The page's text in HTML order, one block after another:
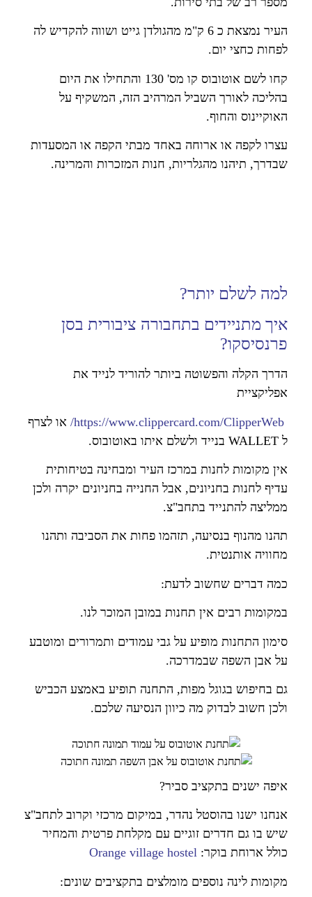
העיר נמצאת כ 6 ק"מ מהגולדן גייט ושווה להקדיש לה
לפחות כחצי יום.
קחו לשם אוטובוס קו מס' 130 והתחילו את היום
בהליכה לאורך השביל המרהיב הזה, המשקיף על
האוקיינוס והחוף.
עצרו לקפה או ארוחה באחד מבתי הקפה או המסעדות
שבדרך, תיהנו מהגלריות, חנות המזכרות והמרינה.
למה לשלם יותר?
איך מתניידים בתחבורה ציבורית בסן
פרנסיסקו?
הדרך הקלה והפשוטה ביותר להוריד לנייד את
אפליקציית
https://www.clippercard.com/ClipperWeb/ או לצרף
ל WALLET בנייד ולשלם איתו באוטובוס.
אין מקומות לחנות במרכז העיר ומבחינה בטיחותית
עדיף לחנות בחניונים, אבל החנייה בחניונים יקרה ולכן
ממליצה להתנייד בתחב"צ.
תהנו מהנוף בנסיעה, תזהמו פחות את הסביבה ותהנו
מחוויה אותנטית.
כמה דברים שחשוב לדעת:
במקומות רבים אין תחנות במובן המוכר לנו.
סימון התחנות מופיע על גבי עמודים ותמרורים ומוטבע
על אבן השפה שבמדרכה.
גם בחיפוש בגוגל מפות, התחנה תופיע באמצע הכביש
ולכן חשוב לבדוק מה כיוון הנסיעה שלכם.
איפה ישנים בתקציב סביר?
אנחנו ישנו בהוסטל נהדר, במיקום מרכזי וקרוב לתחב"צ
שיש בו גם חדרים זוגיים עם מקלחת פרטית והמחיר
כולל ארוחת בוקר: Orange village hostel
מקומות לינה נוספים מומלצים בתקציבים שונים: